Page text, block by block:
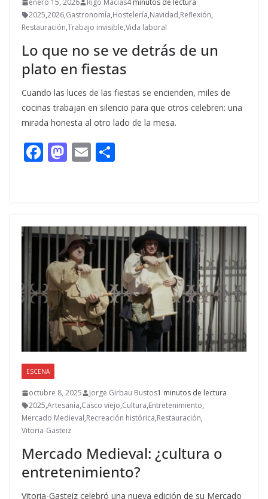
enero 15, 2026 Rigo Macías4 minutos de lectura
2025,2026,Gastronomía,Hostelería,Navidad,Reflexión,
Restauración,Trabajo invisible,Vida laboral
Lo que no se ve detrás de un
plato en fiestas
Cuando las luces de las fiestas se encienden, miles de
cocinas trabajan en silencio para que otros celebren: una
mirada honesta al otro lado de la mesa.
F
o
o
k
M
o
n
E
ar
ti
r
ESCENA
octubre 8, 2025 Jorge Girbau Bustos1 minutos de lectura
2025,Artesanía,Casco viejo,Cultura,Entretenimiento,
Mercado Medieval,Recreación histórica,Restauración,
Vitoria-Gasteiz
Mercado Medieval: ¿cultura o
entretenimiento?
Vitoria-Gasteiz celebró una nueva edición de su Mercado